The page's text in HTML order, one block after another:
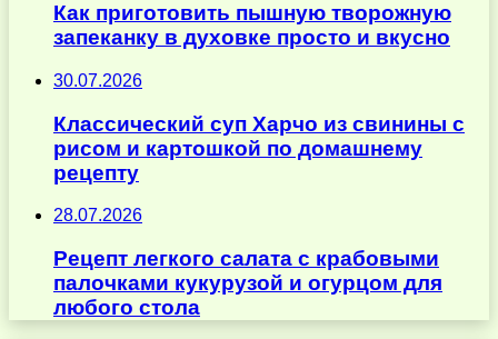
Как приготовить пышную творожную
запеканку в духовке просто и вкусно
30.07.2026
Классический суп Харчо из свинины с
рисом и картошкой по домашнему
рецепту
28.07.2026
Рецепт легкого салата с крабовыми
палочками кукурузой и огурцом для
любого стола